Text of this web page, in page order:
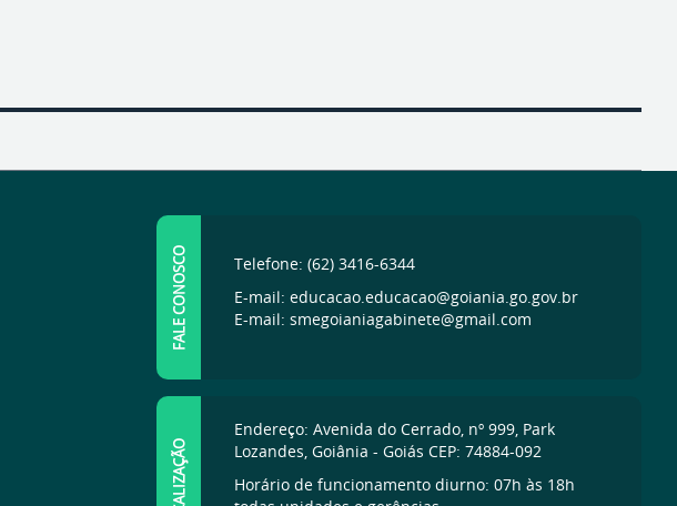
FALE CONOSCO
Telefone: (62) 3416-6344
E-mail: educacao.educacao@goiania.go.gov.br
E-mail: smegoianiagabinete@gmail.com
LOCALIZAÇÃO
Endereço: Avenida do Cerrado, nº 999, Park
Lozandes, Goiânia - Goiás CEP: 74884-092
Horário de funcionamento diurno: 07h às 18h